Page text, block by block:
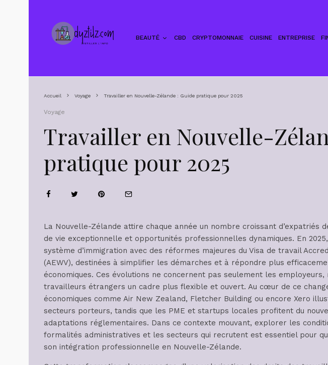
BEAUTÉ CBD CRYPTOMONNAIE CUISINE ENTREPRISE
Accueil Voyage Travailler en Nouvelle-Zélande : Guide pratique pour 2025
Voyage
Travailler en Nouvelle-
pratique pour 2025
La Nouvelle-Zélande attire chaque année un nombre croissant d’expatriés
de vie exceptionnelle et opportunités professionnelles dynamiques. En
système d’immigration avec des réformes majeures du Visa de travail
(AEWV), destinées à simplifier les démarches et à répondre plus
économiques. Ces évolutions ne concernent pas seulement les
travailleurs étrangers un cadre plus flexible et ouvert. Au cœur de ce
économiques comme Air New Zealand, Fletcher Building ou encore Xero
secteurs porteurs, tandis que les PME et startups locales profitent du
adaptations réglementaires. Dans ce contexte mouvant, explorer les
formalités administratives et les secteurs qui recrutent est essentiel pour
son intégration professionnelle en Nouvelle-Zélande.